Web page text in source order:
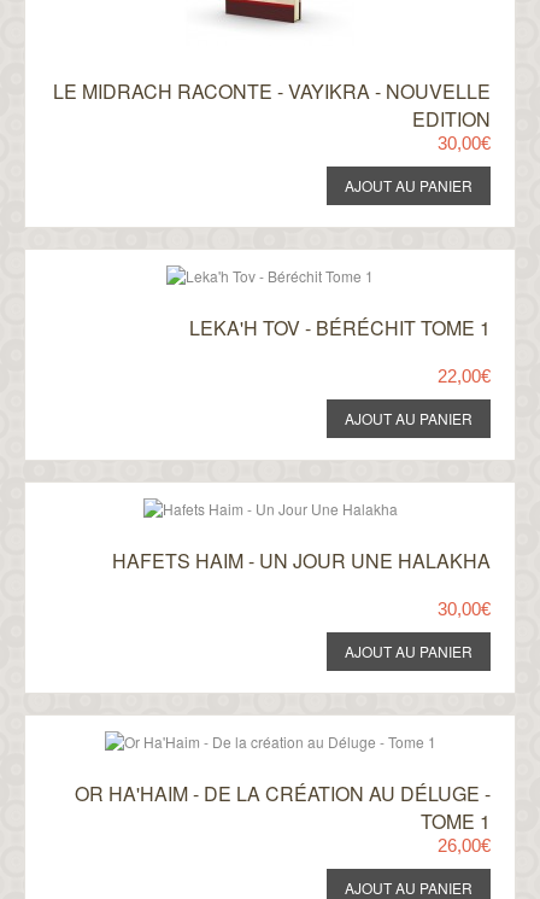
LE MIDRACH RACONTE - VAYIKRA - NOUVELLE
EDITION
30,00€
LEKA'H TOV - BÉRÉCHIT TOME 1
22,00€
HAFETS HAIM - UN JOUR UNE HALAKHA
30,00€
OR HA'HAIM - DE LA CRÉATION AU DÉLUGE -
TOME 1
26,00€